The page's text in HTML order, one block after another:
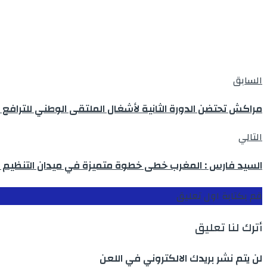
السابق
مراكش تحتضن الدورة الثانية لأشغال الملتقى الوطني
التالي
السيد فارس : المغرب خطى خطوة متميزة في ميدان التنظيم
قم بكتابة اول تعليق
أترك لنا تعليق
لن يتم نشر بريدك الالكتروني في اللعن